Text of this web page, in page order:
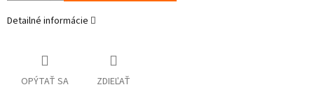
Detailné informácie
OPÝTAŤ SA ZDIEĽAŤ